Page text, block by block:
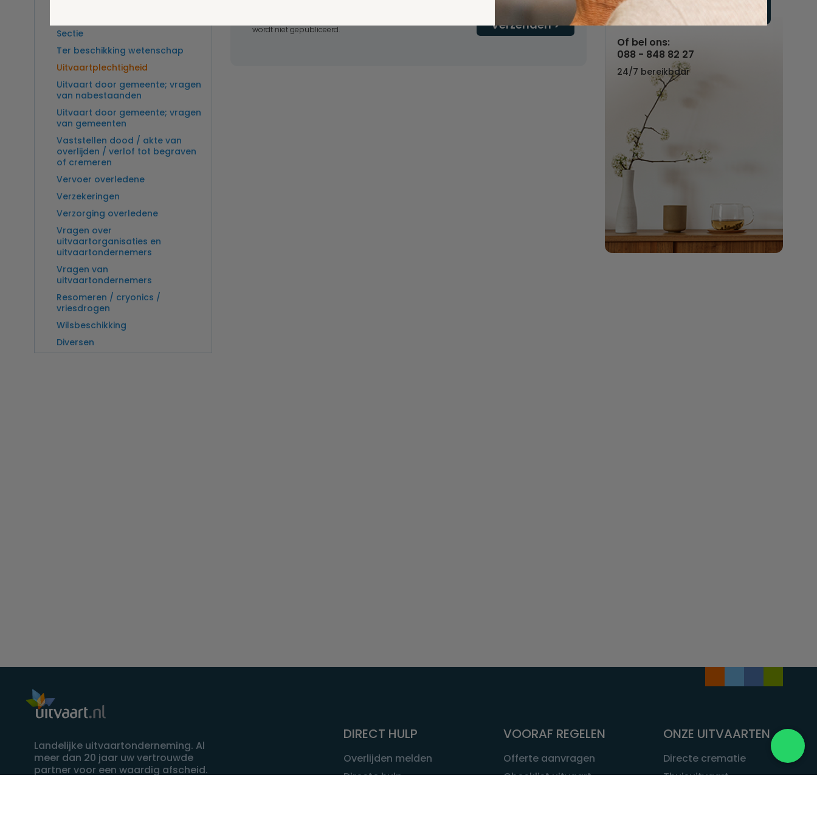
Sectie
Ter beschikking wetenschap
Uitvaartplechtigheid
Uitvaart door gemeente; vragen
van nabestaanden
Uitvaart door gemeente; vragen
van gemeenten
Vaststellen dood / akte van
overlijden / verlof tot begraven
of cremeren
Vervoer overledene
Verzekeringen
Verzorging overledene
Vragen over
uitvaartorganisaties en
uitvaartondernemers
Vragen van
uitvaartondernemers
Resomeren / cryonics /
vriesdrogen
Wilsbeschikking
Diversen
Verzenden
wordt niet gepubliceerd.
Vul hier uw wensen in
Of bel ons:
088 - 848 82 27
24/7 bereikbaar
Landelijke uitvaartonderneming. Al
meer dan 20 jaar uw vertrouwde
partner voor een waardig afscheid.
DIRECT HULP
Overlijden melden
Directe hulp
VOORAF REGELEN
Offerte aanvragen
Checklist uitvaart
ONZE UITVAARTEN
Directe crematie
Thuisuitvaart